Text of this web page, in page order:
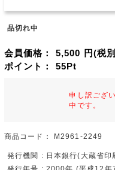
品切れ中
会員価格： 5,500 円(税
ポイント： 55Pt
申し訳ござ
中です。
商品コード： M2961-2249
発行機関 : 日本銀行(大蔵省印